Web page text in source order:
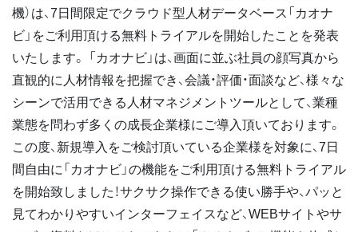
機）は、7日間限定でクラウド型人材データベース「カオナ
ビ」をご利用頂ける無料トライアルを開始したことを発表
いたします。 「カオナビ」は、画面に並ぶ社員の顔写真から
直観的に人材情報を把握でき、会議・評価・面談など、様々な
シーンで活用できる人材マネジメントツールとして、業種
業態を問わず多くの成長企業様にご導入頂いております。
この度、新規導入をご検討頂いている企業様を対象に、7日
間自由に「カオナビ」の機能をご利用頂ける無料トライアル
を開始致しました！サクサク操作できる使い勝手や、パッと
見てわかりやすいインターフェイスなど、WEBサイトやサ